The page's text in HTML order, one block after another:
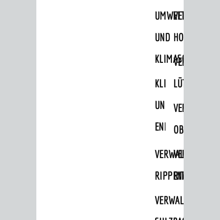
UMWELT-
UND
KLIMASCHUTZ
KLIMASCHUTZ
UND
RIPPENWEIER